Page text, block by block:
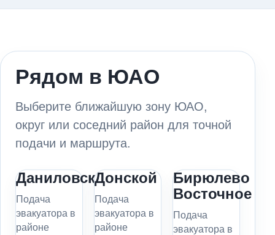
Рядом в ЮАО
Выберите ближайшую зону ЮАО,
округ или соседний район для точной
подачи и маршрута.
Даниловский
Подача
эвакуатора в
районе
Донской
Подача
эвакуатора в
районе
Бирюлево
Восточное
Подача
эвакуатора в